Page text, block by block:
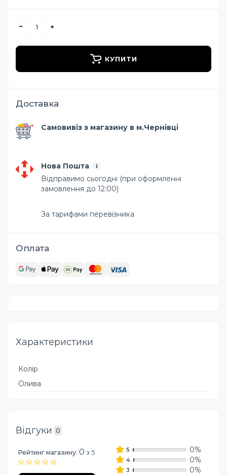
КУПИТИ
Доставка
Самовивіз з магазину в м.Чернівці
Нова Пошта
Відправимо сьогодні (при оформленні
замовлення до 12:00)
За тарифами перевізника
Оплата
Характеристики
Колір
Олива
Відгуки 0
Рейтинг магазину: 0 з 5 5 0%
4 0%
3 0%